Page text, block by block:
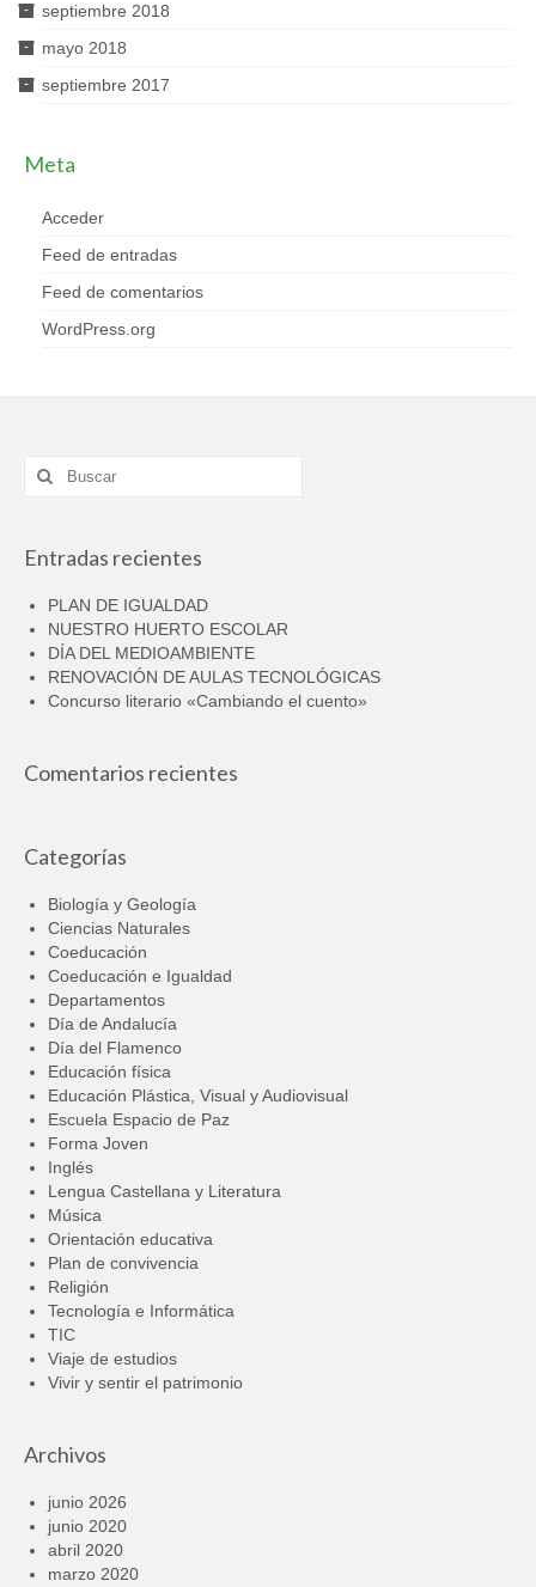
septiembre 2018
mayo 2018
septiembre 2017
Meta
Acceder
Feed de entradas
Feed de comentarios
WordPress.org
Buscar
por:
Entradas recientes
PLAN DE IGUALDAD
NUESTRO HUERTO ESCOLAR
DÍA DEL MEDIOAMBIENTE
RENOVACIÓN DE AULAS TECNOLÓGICAS
Concurso literario «Cambiando el cuento»
Comentarios recientes
Categorías
Biología y Geología
Ciencias Naturales
Coeducación
Coeducación e Igualdad
Departamentos
Día de Andalucía
Día del Flamenco
Educación física
Educación Plástica, Visual y Audiovisual
Escuela Espacio de Paz
Forma Joven
Inglés
Lengua Castellana y Literatura
Música
Orientación educativa
Plan de convivencia
Religión
Tecnología e Informática
TIC
Viaje de estudios
Vivir y sentir el patrimonio
Archivos
junio 2026
junio 2020
abril 2020
marzo 2020